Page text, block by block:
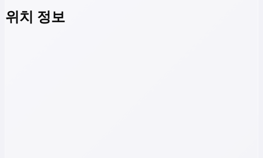
위치 정보